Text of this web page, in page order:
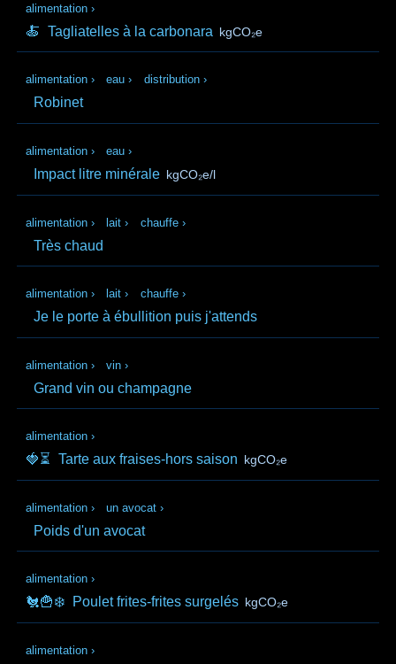
alimentation ›
🍝 Tagliatelles à la carbonara kgCO₂e
alimentation › eau › distribution ›
Robinet
alimentation › eau ›
Impact litre minérale kgCO₂e/l
alimentation › lait › chauffe ›
Très chaud
alimentation › lait › chauffe ›
Je le porte à ébullition puis j'attends
alimentation › vin ›
Grand vin ou champagne
alimentation ›
🍓⏳ Tarte aux fraises-hors saison kgCO₂e
alimentation › un avocat ›
Poids d'un avocat
alimentation ›
🐔🍟❄️ Poulet frites-frites surgelés kgCO₂e
alimentation ›